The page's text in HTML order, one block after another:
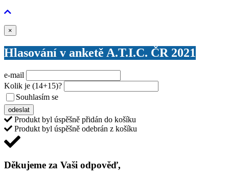
×
Hlasování v anketě A.T.I.C. ČR 2021
e-mail
Kolik je (14+15)?
Souhlasím se
odeslat
Produkt byl úspěšně přidán do košíku
Produkt byl úspěšně odebrán z košíku
Děkujeme za Vaši odpověď,